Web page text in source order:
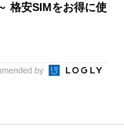
格安SIMをお得に使
by